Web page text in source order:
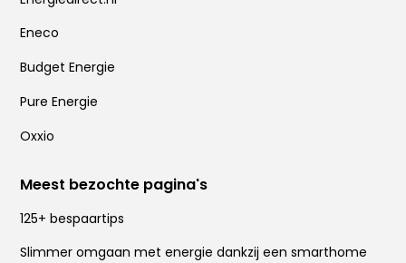
Eneco
Budget Energie
Pure Energie
Oxxio
Meest bezochte pagina's
125+ bespaartips
Slimmer omgaan met energie dankzij een smarthome